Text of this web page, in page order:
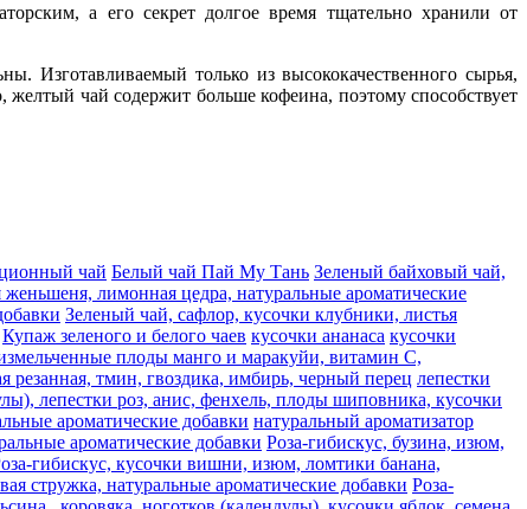
а его секрет долгое время тщательно хранили от
Изготавливаемый только из высококачественного сырья,
чай содержит больше кофеина, поэтому способствует
чай Белый чай Пай Му Тань Зеленый байховый чай,
лимонная цедра, натуральные ароматические
Зеленый чай, сафлор, кусочки клубники, листья
Купаж зеленого и белого чаев кусочки ананаса кусочки
плоды манго и маракуйи, витамин С,
резанная, тмин, гвоздика, имбирь, черный перец лепестки
лепестки роз, анис, фенхель, плоды шиповника, кусочки
ароматические добавки натуральный ароматизатор
ароматические добавки Роза-гибискус, бузина, изюм,
гибискус, кусочки вишни, изюм, ломтики банана,
стружка, натуральные ароматические добавки Роза-